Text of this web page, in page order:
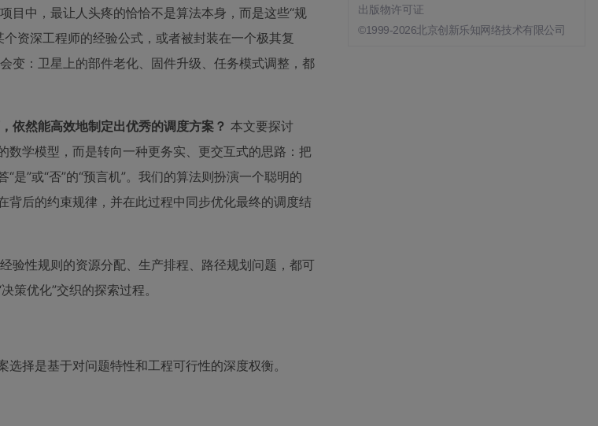
目中，最让人头疼的恰恰不是算法本身，而是这些“规
资深工程师的经验公式，或者被封装在一个极其复
变：卫星上的部件老化、固件升级、任务模式调整，都
依然能高效地制定出优秀的调度方案？ 本文要探讨
数学模型，而是转向一种更务实、更交互式的思路：把
是”或“否”的“预言机”。我们的算法则扮演一个聪明的
背后的约束规律，并在此过程中同步优化最终的调度结
验性规则的资源分配、生产排程、路径规划问题，都可
策优化”交织的探索过程。
择是基于对问题特性和工程可行性的深度权衡。
出版物许可证
©1999-2026北京创新乐知网络技术有限公司